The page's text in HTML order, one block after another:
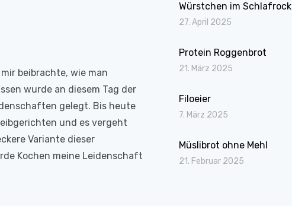
beibrachte, wie man
wurde an diesem Tag der
gelegt. Bis heute
und es vergeht
Variante dieser
Kochen meine Leidenschaft
Würstchen im Schlafrock
27. April 2025
Protein Roggenbrot
21. März 2025
Filoeier
7. März 2025
Müslibrot ohne Mehl
21. Februar 2025